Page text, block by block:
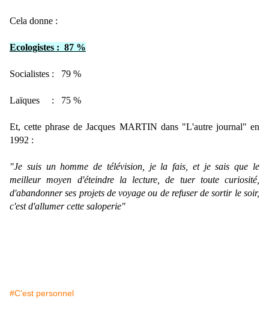
Cela donne :
Ecologistes : 87 %
Socialistes : 79 %
Laïques : 75 %
Et, cette phrase de Jacques MARTIN dans "L'autre journal" en
1992 :
"Je suis un homme de télévision, je la fais, et je sais que le
meilleur moyen d'éteindre la lecture, de tuer toute curiosité,
d'abandonner ses projets de voyage ou de refuser de sortir le soir,
c'est d'allumer cette saloperie"
#C'est personnel